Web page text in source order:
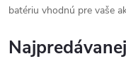
batériu vhodnú pre vaše